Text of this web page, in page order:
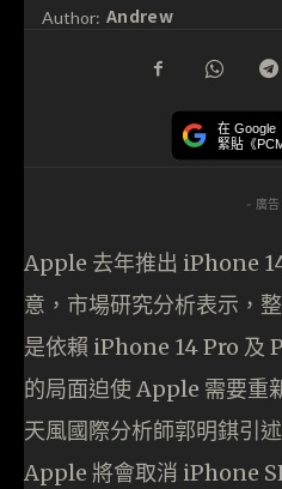
Author: Andrew
在 Google
緊貼《
- 廣
Apple 去年推出 iPhone
意，市場研究分析表示，
是依賴 iPhone 14 Pro 及
的局面迫使 Apple 需要重
天風國際分析師郭明錤引
Apple 將會取消 iPhone